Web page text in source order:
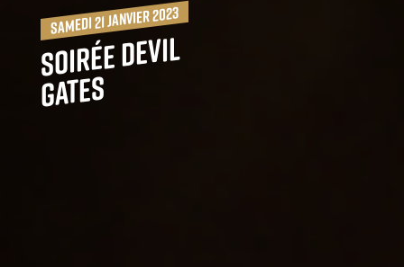
samedi 21 janvier 2023
Soirée Devil
Gates